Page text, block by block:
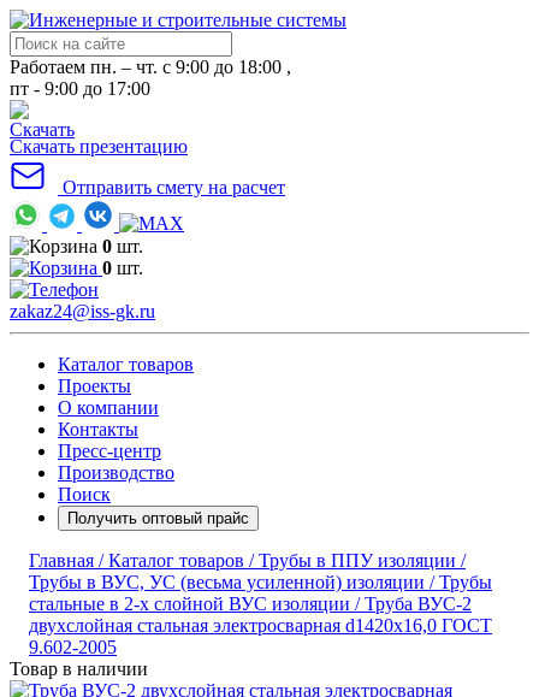
Работаем пн. – чт. с 9:00 до 18:00 ,
пт - 9:00 до 17:00
Скачать презентацию
Отправить смету на расчет
0 шт.
0 шт.
zakaz24@iss-gk.ru
Каталог товаров
Проекты
О компании
Контакты
Пресс-центр
Производство
Поиск
Получить оптовый прайс
Главная /Каталог товаров /Трубы в ППУ изоляции /
Трубы в ВУС, УС (весьма усиленной) изоляции /Трубы
стальные в 2-х слойной ВУС изоляции /Труба ВУС-2
двухслойная стальная электросварная d1420х16,0 ГОСТ
9.602-2005
Товар в наличии